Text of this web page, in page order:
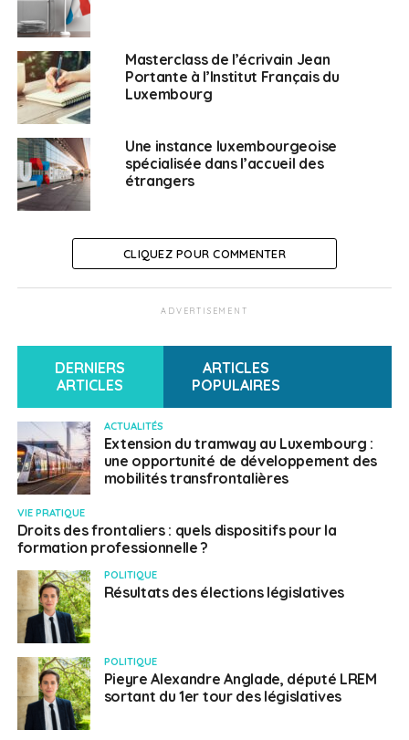
Masterclass de l’écrivain Jean
Portante à l’Institut Français du
Luxembourg
Une instance luxembourgeoise
spécialisée dans l’accueil des
étrangers
CLIQUEZ POUR COMMENTER
ADVERTISEMENT
DERNIERS
ARTICLES
ARTICLES
POPULAIRES
ACTUALITÉS
Extension du tramway au Luxembourg :
une opportunité de développement des
mobilités transfrontalières
VIE PRATIQUE
Droits des frontaliers : quels dispositifs pour la
formation professionnelle ?
POLITIQUE
Résultats des élections législatives
POLITIQUE
Pieyre Alexandre Anglade, député LREM
sortant du 1er tour des législatives